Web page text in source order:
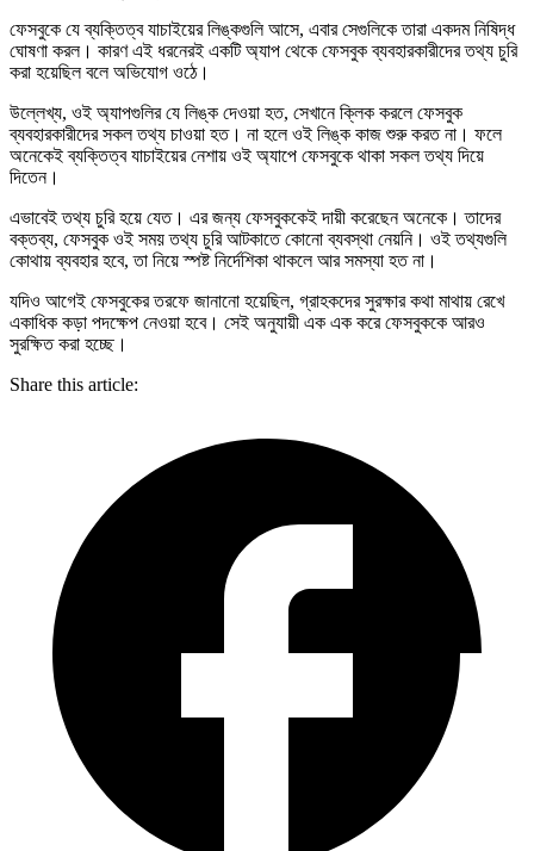
ফেসবুকে যে ব্যক্তিত্ব যাচাইয়ের লিঙ্কগুলি আসে, এবার সেগুলিকে তারা একদম নিষিদ্ধ
ঘোষণা করল। কারণ এই ধরনেরই একটি অ্যাপ থেকে ফেসবুক ব্যবহারকারীদের তথ্য চুরি
করা হয়েছিল বলে অভিযোগ ওঠে।
উল্লেখ্য, ওই অ্যাপগুলির যে লিঙ্ক দেওয়া হত, সেখানে ক্লিক করলে ফেসবুক
ব্যবহারকারীদের সকল তথ্য চাওয়া হত। না হলে ওই লিঙ্ক কাজ শুরু করত না। ফলে
অনেকেই ব্যক্তিত্ব যাচাইয়ের নেশায় ওই অ্যাপে ফেসবুকে থাকা সকল তথ্য দিয়ে
দিতেন।
এভাবেই তথ্য চুরি হয়ে যেত। এর জন্য ফেসবুককেই দায়ী করেছেন অনেকে। তাদের
বক্তব্য, ফেসবুক ওই সময় তথ্য চুরি আটকাতে কোনো ব্যবস্থা নেয়নি। ওই তথ্যগুলি
কোথায় ব্যবহার হবে, তা নিয়ে স্পষ্ট নির্দেশিকা থাকলে আর সমস্যা হত না।
যদিও আগেই ফেসবুকের তরফে জানানো হয়েছিল, গ্রাহকদের সুরক্ষার কথা মাথায় রেখে
একাধিক কড়া পদক্ষেপ নেওয়া হবে। সেই অনুযায়ী এক এক করে ফেসবুককে আরও
সুরক্ষিত করা হচ্ছে।
Share this article: